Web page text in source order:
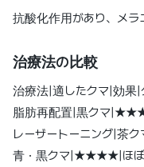
抗酸化作用があり、メラ
治療法の比較
治療法|適したクマ|効
脂肪再配置|黒クマ
レーザートーニング|茶
青・黒クマ|★★★★|ほぼ